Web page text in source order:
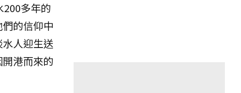
多年的
的信仰中
人迎生送
港而來的